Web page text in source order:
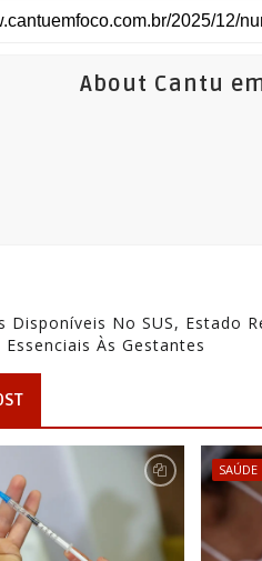
About Cantu
Disponíveis No SUS, Estado
Às Gestantes
SAÚDE